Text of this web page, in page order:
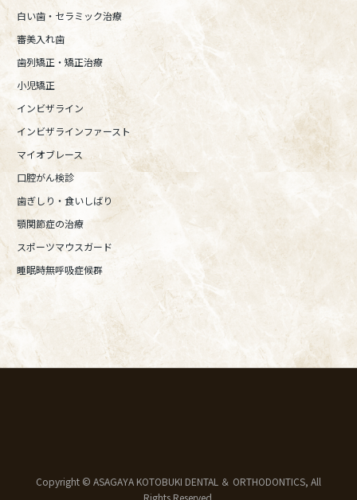
白い歯・セラミック治療
審美入れ歯
歯列矯正・矯正治療
小児矯正
インビザライン
インビザラインファースト
マイオブレース
口腔がん検診
歯ぎしり・食いしばり
顎関節症の治療
スポーツマウスガード
睡眠時無呼吸症候群
Copyright © ASAGAYA KOTOBUKI DENTAL ＆ ORTHODONTICS, All
Rights Reserved.